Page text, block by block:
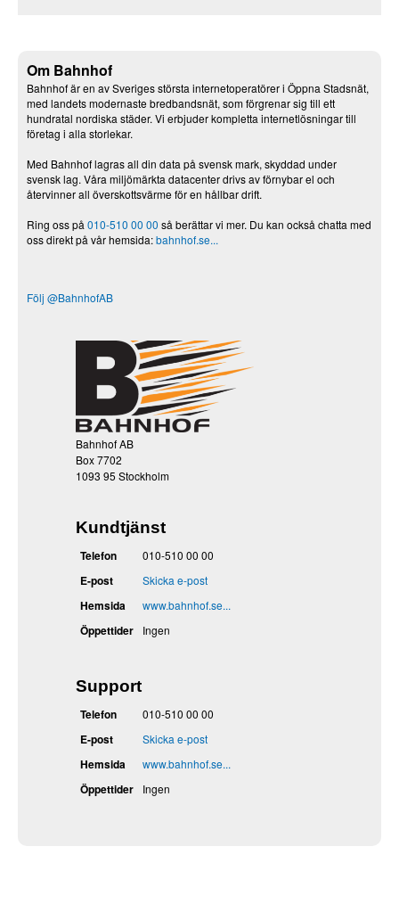
Om Bahnhof
Bahnhof är en av Sveriges största internetoperatörer i Öppna Stadsnät,
med landets modernaste bredbandsnät, som förgrenar sig till ett
hundratal nordiska städer. Vi erbjuder kompletta internetlösningar till
företag i alla storlekar.
Med Bahnhof lagras all din data på svensk mark, skyddad under
svensk lag. Våra miljömärkta datacenter drivs av förnybar el och
återvinner all överskottsvärme för en hållbar drift.
Ring oss på 010-510 00 00 så berättar vi mer. Du kan också chatta med
oss direkt på vår hemsida:bahnhof.se...
Följ @BahnhofAB
Bahnhof AB
Box 7702
1093 95 Stockholm
Kundtjänst
Telefon 010-510 00 00
E-post Skicka e-post
Hemsida www.bahnhof.se...
Öppettider Ingen
Support
Telefon 010-510 00 00
E-post Skicka e-post
Hemsida www.bahnhof.se...
Öppettider Ingen